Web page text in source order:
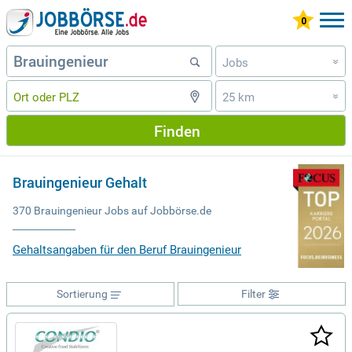
Jobs »
25 km »
Finden
Brauingenieur Gehalt
370 Brauingenieur Jobs auf Jobbörse.de
Gehaltsangaben für den Beruf Brauingenieur
Filter
Sortierung